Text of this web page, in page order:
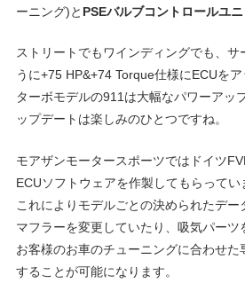
ツ
E
C
U
チ
ー
ニ
ン
グ
や
レ
ーニング)と PSEバルブコントロールユニ
ストリートでもワインディングでも、サ
うに+75 HP&+74 Torque仕様にECUをア
ターボモデルの911は大幅なパワーアッ
ップデートは楽しみのひとつですね。
モアザンモータースポーツではドイツ
ECUソフトウェアを作製してもらってい
これによりモデルごとの決められたデー
マフラーを変更していたり、吸気パーツ
お客様のお車のチューニングに合わせた
することが可能になります。